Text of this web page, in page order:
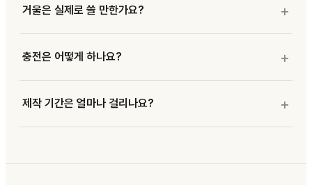
거울은 실제로 쓸 만한가요?
충전은 어떻게 하나요?
제작 기간은 얼마나 걸리나요?